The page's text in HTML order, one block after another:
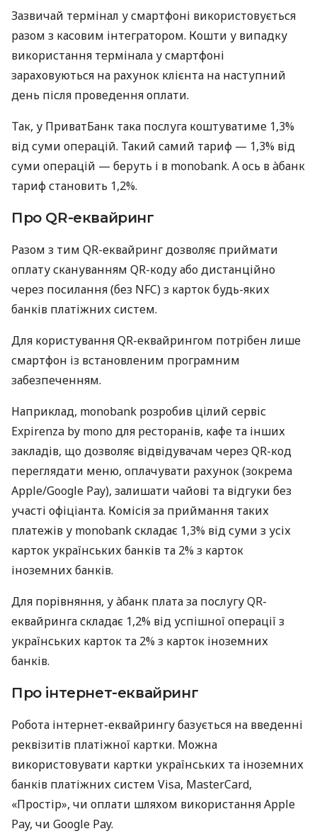
Зазвичай термінал у смартфоні використовується
разом з касовим інтегратором. Кошти у випадку
використання термінала у смартфоні
зараховуються на рахунок клієнта на наступний
день після проведення оплати.
Так, у ПриватБанк така послуга коштуватиме 1,3%
від суми операцій. Такий самий тариф — 1,3% від
суми операцій — беруть і в monobank. А ось в àбанк
тариф становить 1,2%.
Про QR-еквайринг
Разом з тим QR-еквайринг дозволяє приймати
оплату скануванням QR-коду або дистанційно
через посилання (без NFC) з карток будь-яких
банків платіжних систем.
Для користування QR-еквайрингом потрібен лише
смартфон із встановленим програмним
забезпеченням.
Наприклад, monobank розробив цілий сервіс
Expirenza by mono для ресторанів, кафе та інших
закладів, що дозволяє відвідувачам через QR-код
переглядати меню, оплачувати рахунок (зокрема
Apple/Google Pay), залишати чайові та відгуки без
участі офіціанта. Комісія за приймання таких
платежів у monobank складає 1,3% від суми з усіх
карток українських банків та 2% з карток
іноземних банків.
Для порівняння, у àбанк плата за послугу QR-
еквайринга складає 1,2% від успішної операції з
українських карток та 2% з карток іноземних
банків.
Про інтернет-еквайринг
Робота інтернет-еквайрингу базується на введенні
реквізитів платіжної картки. Можна
використовувати картки українських та іноземних
банків платіжних систем Visa, MasterCard,
«Простір», чи оплати шляхом використання Apple
Pay, чи Google Pay.